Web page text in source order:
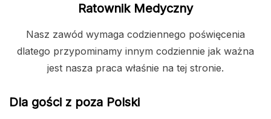
Ratownik Medyczny
Nasz zawód wymaga codziennego poświęcenia
dlatego przypominamy innym codziennie jak ważna
jest nasza praca właśnie na tej stronie.
Dla gości z poza Polski